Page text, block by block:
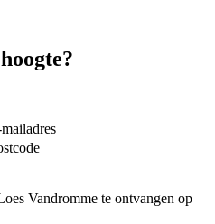
Vandromme te ontvangen op